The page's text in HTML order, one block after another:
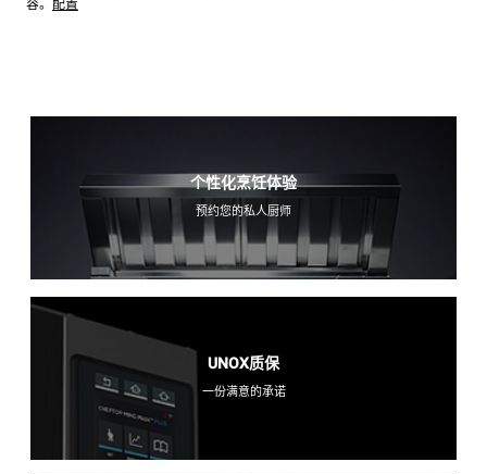
容。 配置
个性化烹饪体验
预约您的私人厨师
UNOX质保
一份满意的承诺